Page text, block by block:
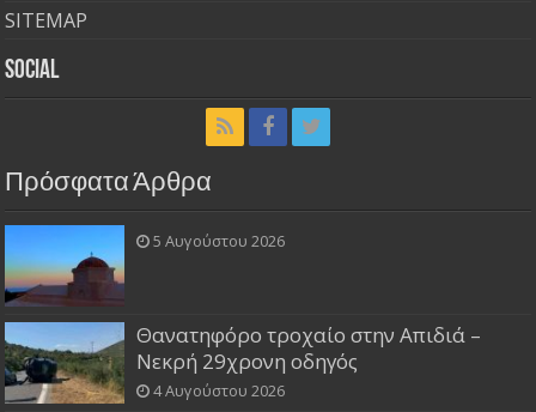
SITEMAP
Social
Πρόσφατα Άρθρα
5 Αυγούστου 2026
Θανατηφόρο τροχαίο στην Απιδιά –
Νεκρή 29χρονη οδηγός
4 Αυγούστου 2026